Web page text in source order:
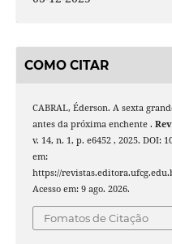
COMO CITAR
CABRAL, Éderson. A sexta
antes da próxima enchente .
v. 14, n. 1, p. e6452 , 2025. DOI:
em:
https://
Acesso em: 9 ago. 2026.
Fomatos de Citação